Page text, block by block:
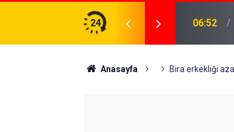
24
Gerekenler: Telegram Gruplarında Daha
04:43
Anasayfa Bira erkekliği